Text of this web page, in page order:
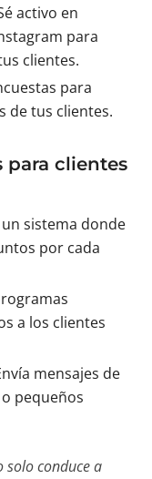
activo en
para
clientes.
para
de tus clientes.
para clientes
sistema donde
por cada
a los clientes
mensajes de
pequeños
solo conduce a